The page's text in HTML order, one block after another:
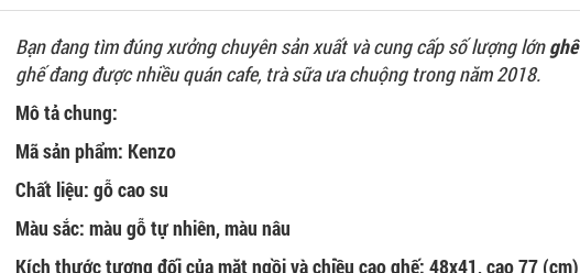
Bạn đang tìm đúng xưởng chuyên sản xuất và cung cấp số lượng lớn
ghế đang được nhiều quán cafe, trà sữa ưa chuộng trong năm 2018.
Mô tả chung:
Mã sản phẩm: Kenzo
Chất liệu: gỗ cao su
Màu sắc: màu gỗ tự nhiên, màu nâu
Kích thước tương đối của mặt ngồi và chiều cao ghế: 48x41, cao 77 (cm)